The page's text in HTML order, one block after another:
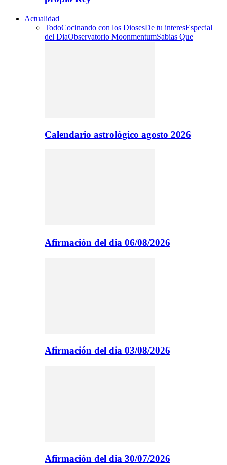
Actualidad
TodoCocinando con los DiosesDe tu interesEspecial
del DiaObservatorio MoonmentumSabias Que
Calendario astrológico agosto 2026
Afirmación del dia 06/08/2026
Afirmación del dia 03/08/2026
Afirmación del dia 30/07/2026